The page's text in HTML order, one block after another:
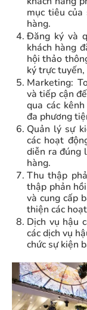
mục tiêu của
hàng.
Đăng ký và
khách hàng
hội thảo
ký trực
Marketing:
và tiếp cận
qua các
đa phương
Quản lý sự
các hoạt
diễn ra đúng
hàng.
Thu thập
thập phản
và cung cấp
thiện các
Dịch vụ hậu
các dịch vụ
chức sự kiện